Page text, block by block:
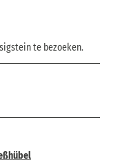
te bezoeken.